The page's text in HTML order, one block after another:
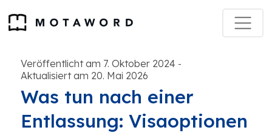
Veröffentlicht am 7. Oktober 2024 -
Aktualisiert am 20. Mai 2026
Was tun nach einer
Entlassung: Visaoptionen